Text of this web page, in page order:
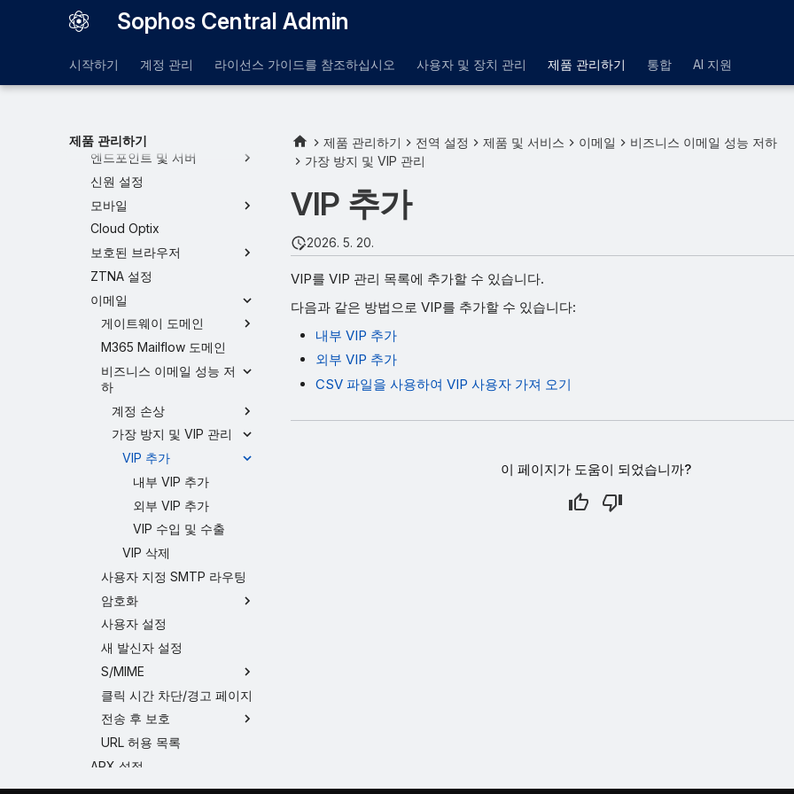
Sophos Central Admin
시작하기 계정 관리 라이선스 가이드를 참조하십시오 사용자 및 장치 관리 제품 관리하기 통합 AI 지원
제품 관리하기
플랫폼
보호 및 수정
제품 및 서비스
Managed Risk - 설정
엔드포인트 및 서버
신원 설정
모바일
Cloud Optix
보호된 브라우저
ZTNA 설정
이메일
게이트웨이 도메인
M365 Mailflow 도메인
비즈니스 이메일 성능 저
하
계정 손상
가장 방지 및 VIP 관리
VIP 추가
내부 VIP 추가
외부 VIP 추가
VIP 수입 및 수출
VIP 삭제
사용자 지정 SMTP 라우팅
암호화
사용자 설정
새 발신자 설정
S/MIME
클릭 시간 차단/경고 페이지
전송 후 보호
URL 허용 목록
APX 설정
스위치
제품 관리하기 전역 설정 제품 및 서비스 이메일
비즈니스 이메일 성능 저하
가장 방지 및 VIP 관리
VIP 추가
2026. 5. 20.
VIP를 VIP 관리 목록에 추가할 수 있습니다.
다음과 같은 방법으로 VIP를 추가할 수 있습니다:
내부 VIP 추가
외부 VIP 추가
CSV 파일을 사용하여 VIP 사용자 가져 오기
이 페이지가 도움이 되었습니까?